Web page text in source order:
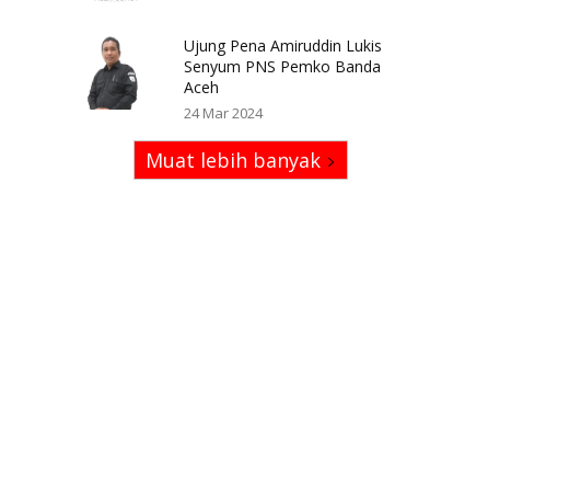
Ujung Pena Amiruddin Lukis
Senyum PNS Pemko Banda
Aceh
24 Mar 2024
Muat lebih banyak